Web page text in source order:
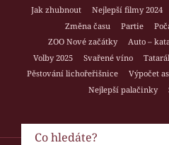
Jak zhubnout Nejlepší filmy 2024
Změna času
Partie
ZOO Nové začátky
Auto –
Volby 2025
Svařené víno
Pěstování lichořeřišnice
Výpočet
Nejlepší palačinky